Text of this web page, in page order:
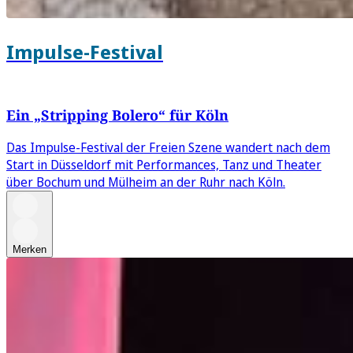
Impulse-Festival
Ein „Stripping Bolero“ für Köln
Das Impulse-Festival der Freien Szene wandert nach dem
Start in Düsseldorf mit Performances, Tanz und Theater
über Bochum und Mülheim an der Ruhr nach Köln.
Merken